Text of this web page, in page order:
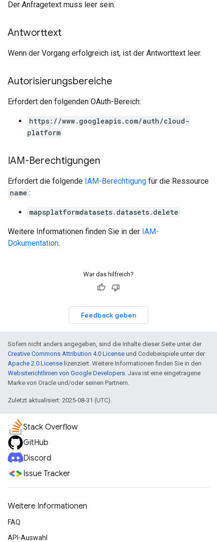
Der Anfragetext muss leer sein.
Antworttext
Wenn der Vorgang erfolgreich ist, ist der Antworttext leer.
Autorisierungsbereiche
Erfordert den folgenden OAuth-Bereich:
https://www.googleapis.com/auth/cloud-
platform
IAM-Berechtigungen
Erfordert die folgende IAM-Berechtigung für die Ressource
name :
mapsplatformdatasets.datasets.delete
Weitere Informationen finden Sie in der IAM-
Dokumentation.
War das hilfreich?
Feedback geben
Sofern nicht anders angegeben, sind die Inhalte dieser Seite unter der
Creative Commons Attribution 4.0 License und Codebeispiele unter der
Apache 2.0 License lizenziert. Weitere Informationen finden Sie in den
Websiterichtlinien von Google Developers. Java ist eine eingetragene
Marke von Oracle und/oder seinen Partnern.
Zuletzt aktualisiert: 2025-08-31 (UTC).
Stack Overflow
GitHub
Discord
Issue Tracker
Weitere Informationen
FAQ
API-Auswahl